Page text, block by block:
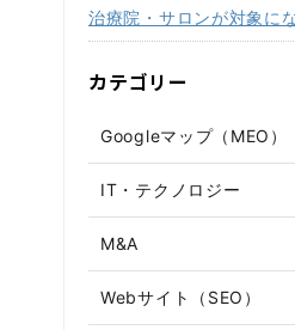
治療院・サロンが対象に
カテゴリー
Googleマップ（MEO）
IT・テクノロジー
M&A
Webサイト（SEO）